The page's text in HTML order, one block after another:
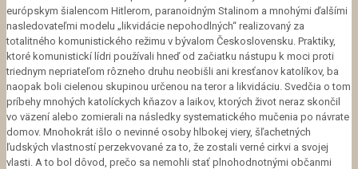
európskym šialencom Hitlerom, paranoidným Stalinom a mnohými ďalšími
nasledovateľmi modelu „likvidácie nepohodlných“ realizovaný za
totalitného komunistického režimu v bývalom Československu. Praktiky,
ktoré komunistickí lídri používali hneď od začiatku nástupu k moci proti
triednym nepriateľom rôzneho druhu neobišli ani kresťanov katolíkov, ba
naopak boli cielenou skupinou určenou na teror a likvidáciu. Svedčia o tom
príbehy mnohých katolíckych kňazov a laikov, ktorých život neraz skončil
vo väzení alebo zomierali na následky systematického mučenia po návrate
domov. Mnohokrát išlo o nevinné osoby hlbokej viery, šľachetných
ľudských vlastností perzekvované za to, že zostali verné cirkvi a svojej
vlasti. A to bol dôvod, prečo sa nemohli stať plnohodnotnými občanmi